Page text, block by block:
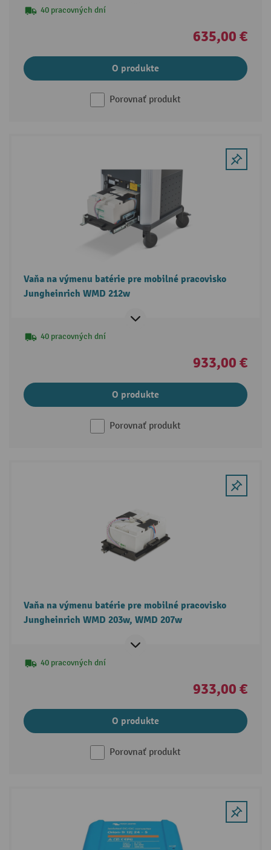
40 pracovných dní
635,00 €
O produkte
Porovnať produkt
Vaňa na výmenu batérie pre mobilné pracovisko
Jungheinrich WMD 212w
40 pracovných dní
933,00 €
O produkte
Porovnať produkt
Vaňa na výmenu batérie pre mobilné pracovisko
Jungheinrich WMD 203w, WMD 207w
40 pracovných dní
933,00 €
O produkte
Porovnať produkt